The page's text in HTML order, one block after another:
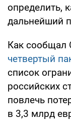
определить,
дальнейший
Как сообщал
четвертый
список
российских
повлечь
в 3,3 млрд